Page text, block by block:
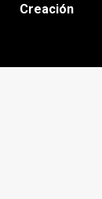
Creación